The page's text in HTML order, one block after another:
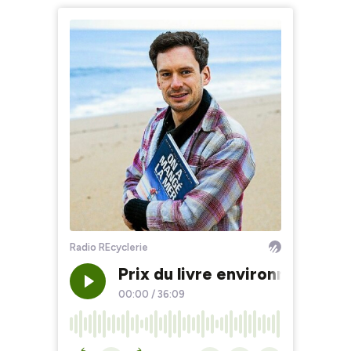
Radio REcyclerie
Prix du livre environnement
00:00 / 36:09